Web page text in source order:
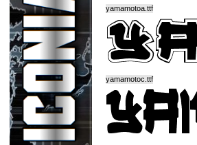
yamamotoa.ttf
yamamotoc.ttf